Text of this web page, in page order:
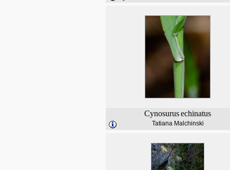
Cynosurusechinatus
Tatiana Malchinski